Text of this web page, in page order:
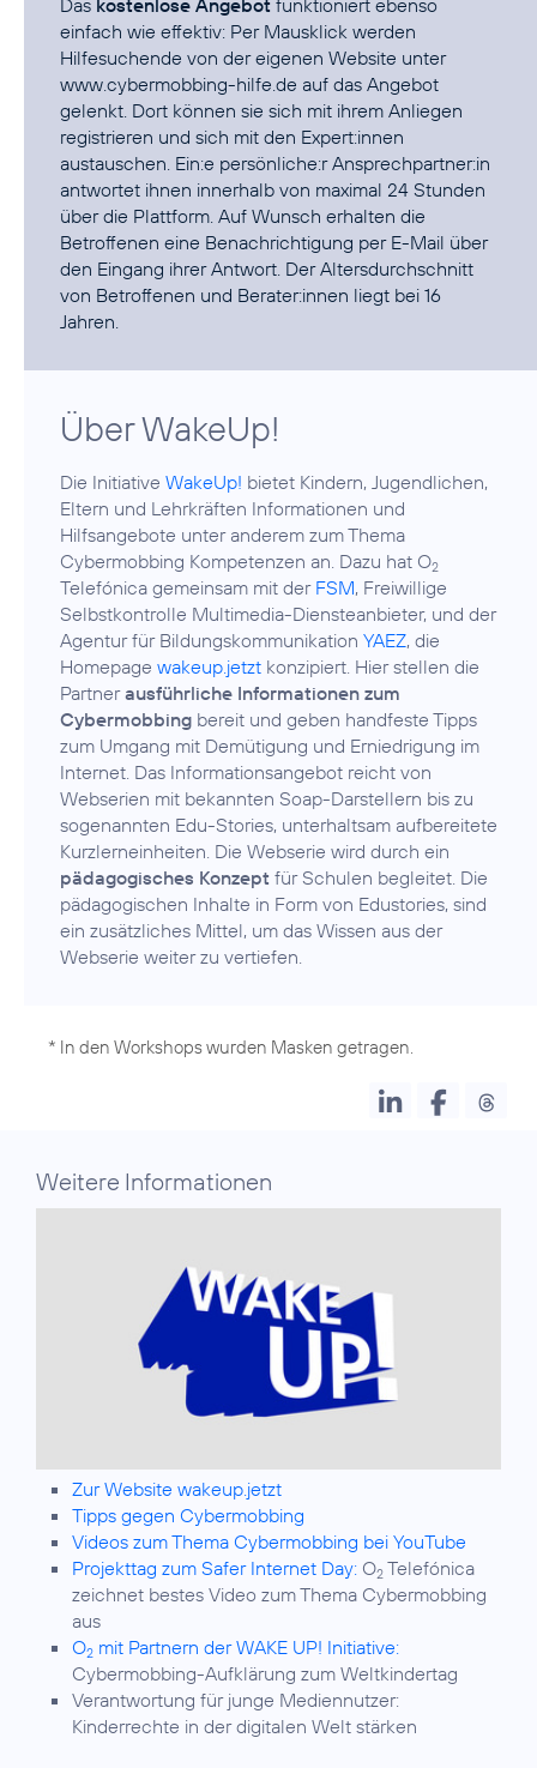
einfach wie effektiv: Per Mausklick werden
Hilfesuchende von der eigenen Website unter
www.cybermobbing-hilfe.de auf das Angebot
gelenkt. Dort können sie sich mit ihrem Anliegen
registrieren und sich mit den Expert:innen
austauschen. Ein:e persönliche:r Ansprechpartner:in
antwortet ihnen innerhalb von maximal 24 Stunden
über die Plattform. Auf Wunsch erhalten die
Betroffenen eine Benachrichtigung per E-Mail über
den Eingang ihrer Antwort. Der Altersdurchschnitt
von Betroffenen und Berater:innen liegt bei 16
Jahren.
Über WakeUp!
Die Initiative WakeUp! bietet Kindern, Jugendlichen,
Eltern und Lehrkräften Informationen und
Hilfsangebote unter anderem zum Thema
Cybermobbing Kompetenzen an. Dazu hat O2
Telefónica gemeinsam mit der FSM, Freiwillige
Selbstkontrolle Multimedia-Diensteanbieter, und der
Agentur für Bildungskommunikation YAEZ, die
Homepage wakeup.jetzt konzipiert. Hier stellen die
Partnerausführliche Informationen zum
Cybermobbing bereit und geben handfeste Tipps
zum Umgang mit Demütigung und Erniedrigung im
Internet. Das Informationsangebot reicht von
Webserien mit bekannten Soap-Darstellern bis zu
sogenannten Edu-Stories, unterhaltsam aufbereitete
Kurzlerneinheiten. Die Webserie wird durch ein
pädagogisches Konzept für Schulen begleitet. Die
pädagogischen Inhalte in Form von Edustories, sind
ein zusätzliches Mittel, um das Wissen aus der
Webserie weiter zu vertiefen.
* In den Workshops wurden Masken getragen.
Weitere Informationen
Zur Website wakeup.jetzt
Tipps gegen Cybermobbing
Videos zum Thema Cybermobbing bei YouTube
Projekttag zum Safer Internet Day: O2 Telefónica
zeichnet bestes Video zum Thema Cybermobbing
aus
O2 mit Partnern der WAKE UP! Initiative:
Cybermobbing-Aufklärung zum Weltkindertag
Verantwortung für junge Mediennutzer:
Kinderrechte in der digitalen Welt stärken